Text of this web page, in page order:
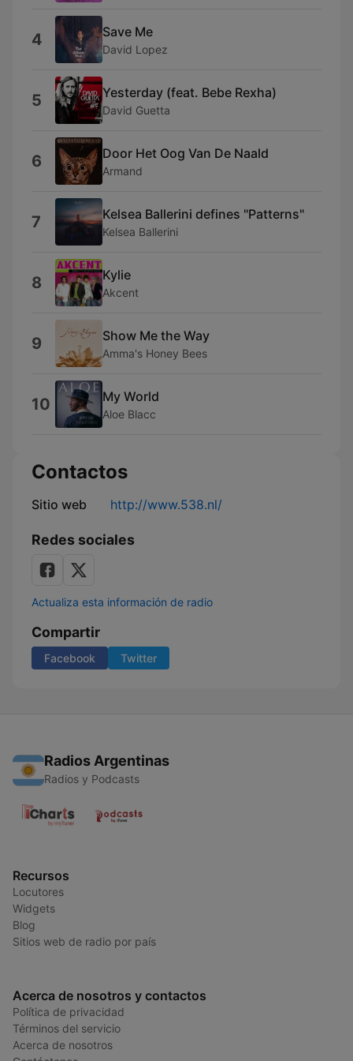
4 Save Me
David Lopez
5 Yesterday (feat. Bebe Rexha)
David Guetta
6 Door Het Oog Van De Naald
Armand
7 Kelsea Ballerini defines "Patterns"
Kelsea Ballerini
8 Kylie
Akcent
9 Show Me the Way
Amma's Honey Bees
10 My World
Aloe Blacc
Contactos
Sitio web http://www.538.nl/
Redes sociales
Actualiza esta información de radio
Compartir
Facebook Twitter
Radios Argentinas
Radios y Podcasts
Recursos
Locutores
Widgets
Blog
Sitios web de radio por país
Acerca de nosotros y contactos
Política de privacidad
Términos del servicio
Acerca de nosotros